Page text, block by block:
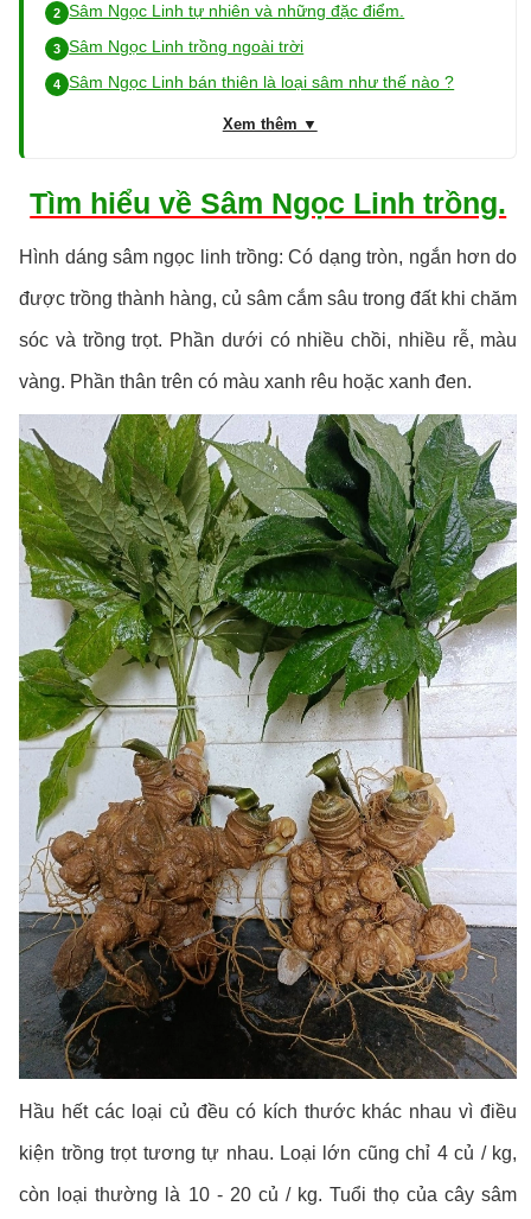
Sâm Ngọc Linh tự nhiên và những đặc điểm.
Sâm Ngọc Linh trồng ngoài trời
Sâm Ngọc Linh bán thiên là loại sâm như thế nào ?
Xem thêm ▼
Tìm hiểu về Sâm Ngọc Linh trồng.
Hình dáng sâm ngọc linh trồng: Có dạng tròn, ngắn hơn do
được trồng thành hàng, củ sâm cắm sâu trong đất khi chăm
sóc và trồng trọt. Phần dưới có nhiều chồi, nhiều rễ, màu
vàng. Phần thân trên có màu xanh rêu hoặc xanh đen.
Hầu hết các loại củ đều có kích thước khác nhau vì điều
kiện trồng trọt tương tự nhau. Loại lớn cũng chỉ 4 củ / kg,
còn loại thường là 10 - 20 củ / kg. Tuổi thọ của cây sâm